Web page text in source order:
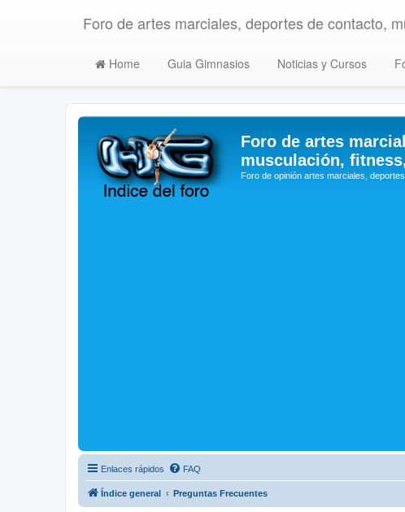
Foro de artes marciales, deportes de contacto,
Home Guia Gimnasios Noticias y Cursos
Foro de artes
musculación,
Foro de opinión artes marciales,
Enlaces rápidos FAQ
Índice general Preguntas Frecuentes